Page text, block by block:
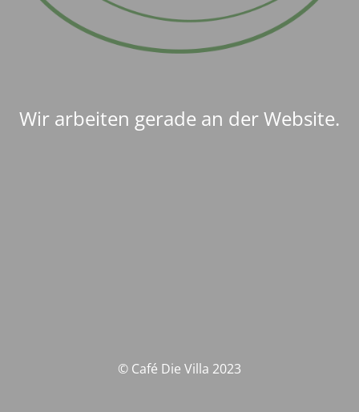
Wir arbeiten gerade an der Website.
© Café Die Villa 2023